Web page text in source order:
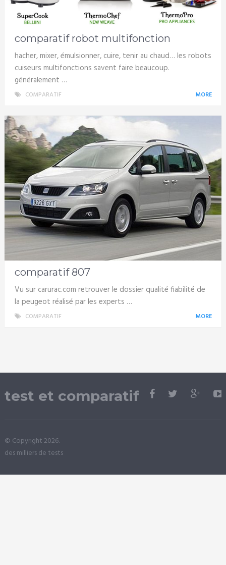
comparatif robot multifonction
hacher, mixer, émulsionner, cuire, tenir au chaud… les robots
cuiseurs multifonctions savent faire beaucoup.
généralement …
COMPARATIF MORE
comparatif 807
Vu sur carurac.com retrouver le dossier qualité fiabilité de
la peugeot réalisé par les experts …
COMPARATIF MORE
test et comparatif
© Copyright 2026.
des milliers de tests